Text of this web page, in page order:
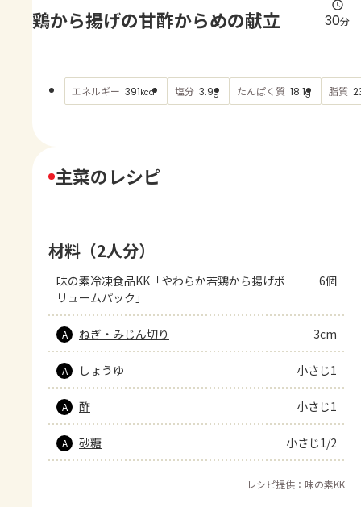
AJINOMOTO PARK とは
鶏から揚げの甘酢からめの献立 30分
エネルギー 391kcal 塩分 3.9g たんぱく質 18.1g 脂質
主菜のレシピ
材料（2人分）
味の素冷凍食品KK「やわらか若鶏から揚げボ
リュームパック」
6個
A ねぎ・みじん切り 3cm
A しょうゆ 小さじ1
A 酢 小さじ1
A 砂糖 小さじ1/2
レシピ提供：味の素KK